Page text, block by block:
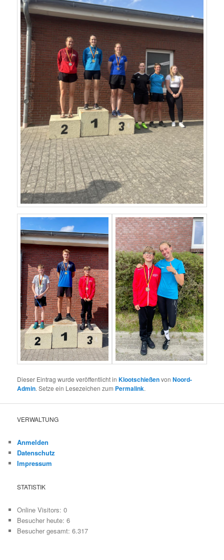
Dieser Eintrag wurde veröffentlicht inKlootschießenvonNoord-
Admin. Setze ein Lesezeichen zum Permalink.
VERWALTUNG
Anmelden
Datenschutz
Impressum
STATISTIK
Online Visitors:0
Besucher heute:6
Besucher gesamt:6.317